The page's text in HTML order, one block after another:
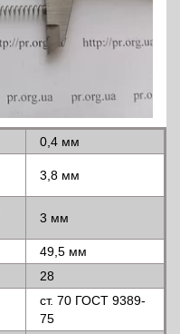
0,4 мм
3,8 мм
3 мм
49,5 мм
28
ст. 70 ГОСТ 9389-
75